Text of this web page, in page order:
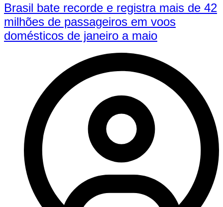
Brasil bate recorde e registra mais de 42
milhões de passageiros em voos
domésticos de janeiro a maio